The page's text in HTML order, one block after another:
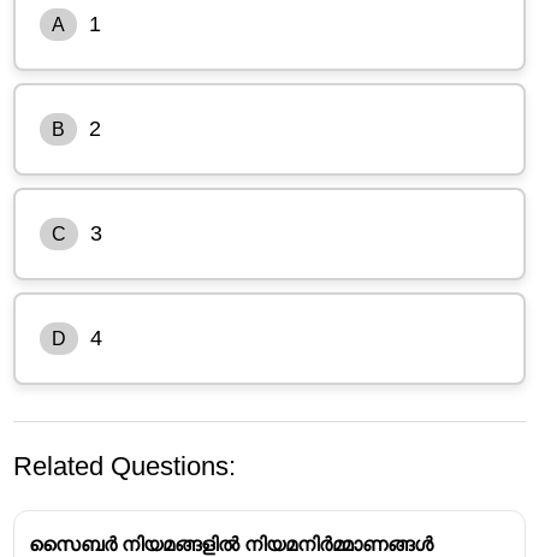
A 1
B 2
C 3
D 4
Related Questions:
സൈബർ നിയമങ്ങളിൽ നിയമനിർമ്മാണങ്ങൾ